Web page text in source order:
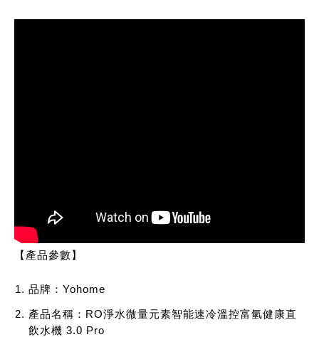
【產品參數】
品牌：Yohome​
產品名稱：RO淨水微量元素智能速冷溫控富氫健康直
飲水機 3.0 Pro